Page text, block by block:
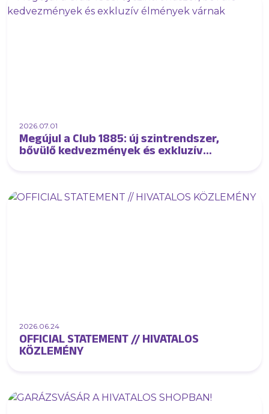
2026.07.01
Megújul a Club 1885: új szintrendszer,
bővülő kedvezmények és exkluzív
2026.06.24
OFFICIAL STATEMENT // HIVATALOS
KÖZLEMÉNY